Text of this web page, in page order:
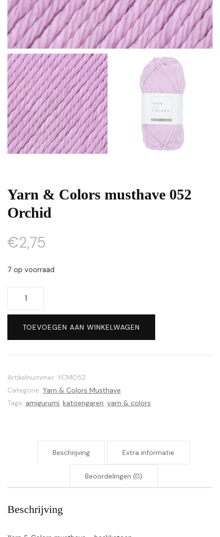
Yarn & Colors musthave 052
Orchid
€2,75
7 op voorraad
musthave
Orchid
TOEVOEGEN AAN WINKELWAGEN
Artikelnummer: YCM052
Categorie: Yarn & Colors Musthave
Tags: amigurumi, katoengaren, yarn & colors
Beschrijving Extra informatie
Beoordelingen (0)
Beschrijving